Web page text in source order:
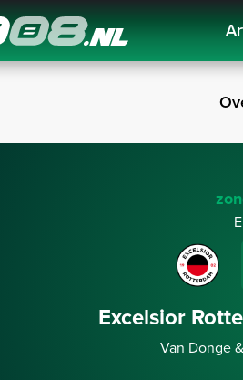
Excelsior
Van Donge